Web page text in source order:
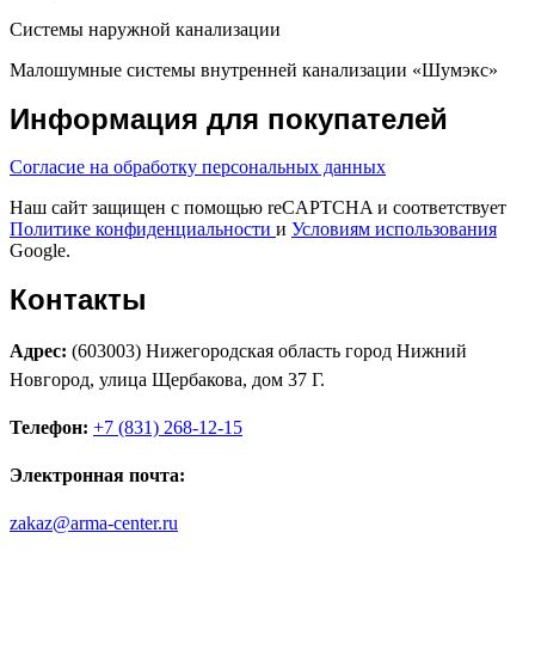
Системы наружной канализации
Малошумные системы внутренней канализации «Шумэкс»
Информация для покупателей
Согласие на обработку персональных данных
Наш сайт защищен с помощью reCAPTCHA и соответствует
Политике конфиденциальности и Условиям использования
Google.
Контакты
Адрес: (603003) Нижегородская область город Нижний
Новгород, улица Щербакова, дом 37 Г.
Телефон: +7 (831) 268-12-15
Электронная почта:
zakaz@arma-center.ru